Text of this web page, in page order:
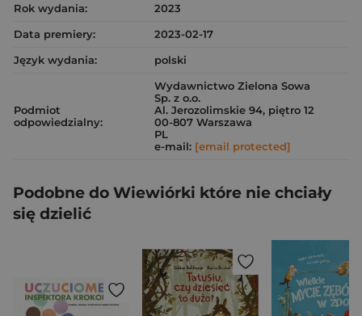
Rok wydania:
2023
Data premiery:
2023-02-17
Język wydania:
polski
Podmiot
odpowiedzialny:
Wydawnictwo Zielona Sowa
Sp. z o.o.
Al. Jerozolimskie 94, piętro 12
00-807 Warszawa
PL
e-mail: [email protected]
Podobne do Wiewiórki które nie chciały
się dzielić